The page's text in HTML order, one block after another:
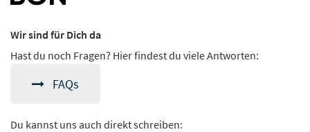
Wir sind für Dich da
Hast du noch Fragen? Hier findest du viele Antworten:
FAQs
Du kannst uns auch direkt schreiben: